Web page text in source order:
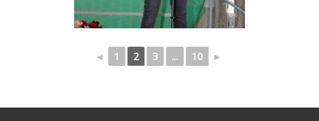
◄ 1 2 3 ... 10 ►